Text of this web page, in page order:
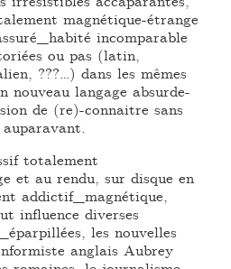
magnétique-étrange
incomparable
ou pas (latin,
???…) dans les mêmes
nouveau langage absurde-
de (re)-connaitre sans
totalement
et au rendu, sur disque en
addictif_magnétique,
influence diverses
les nouvelles
anglais Aubrey